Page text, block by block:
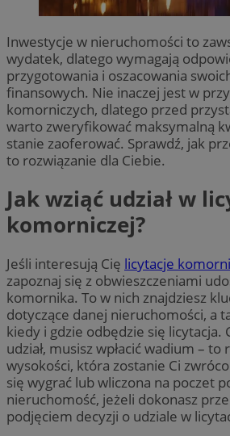
Inwestycje w nieruchomości to
wydatek, dlatego wymagają
przygotowania i oszacowania
finansowych. Nie inaczej jest w
komorniczych, dlatego przed
warto zweryfikować maksymalną
stanie zaoferować. Sprawdź, jak
to rozwiązanie dla Ciebie.
Jak wziąć udział w
komorniczej?
Jeśli interesują Cię licytacje
zapoznaj się z obwieszczeniami
komornika. To w nich znajdziesz
dotyczące danej nieruchomości, a
kiedy i gdzie odbędzie się licytacja.
udział, musisz wpłacić wadium –
wysokości, która zostanie Ci
się wygrać lub wliczona na poczet
nieruchomość, jeżeli dokonasz
podjęciem decyzji o udziale w